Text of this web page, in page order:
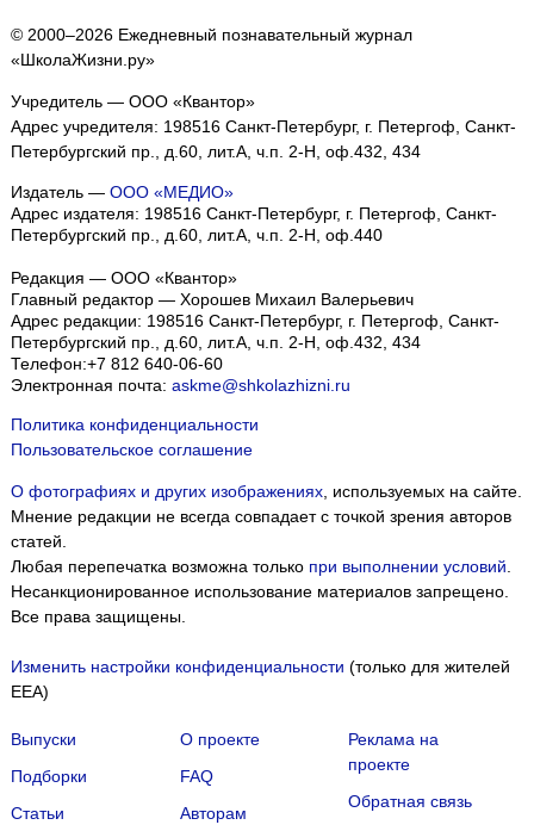
© 2000–2026 Ежедневный познавательный журнал
«ШколаЖизни.ру»
Учредитель — ООО «Квантор»
Адрес учредителя: 198516 Санкт-Петербург, г. Петергоф, Санкт-
Петербургский пр., д.60, лит.А, ч.п. 2-Н, оф.432, 434
Издатель — ООО «МЕДИО»
Адрес издателя: 198516 Санкт-Петербург, г. Петергоф, Санкт-
Петербургский пр., д.60, лит.А, ч.п. 2-Н, оф.440
Редакция — ООО «Квантор»
Главный редактор — Хорошев Михаил Валерьевич
Адрес редакции: 198516 Санкт-Петербург, г. Петергоф Санкт-
Петербургский пр., д.60, лит.А, ч.п. 2-Н, оф.432, 434
Телефон:+7 812 640-06-60
Электронная почта: askme@shkolazhizni.ru
Политика конфиденциальности
Пользовательское соглашение
О фотографиях и других изображениях, используемых на сайте.
Мнение редакции не всегда совпадает с точкой зрения авторов
статей.
Любая перепечатка возможна только при выполнении условий
Несанкционированное использование материалов запрещено.
Все права защищены.
Изменить настройки конфиденциальности (только для жителей
EEA)
Выпуски
Подборки
Статьи
О проекте
FAQ
Авторам
Реклама на
проекте
Обратная связь